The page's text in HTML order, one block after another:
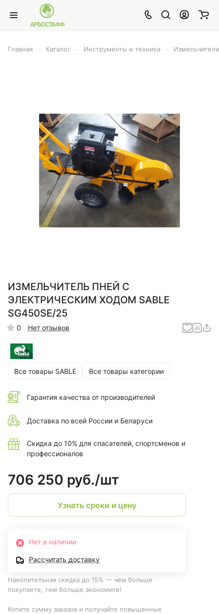
Главная Каталог Инструменты и техника Измельчители
ИЗМЕЛЬЧИТЕЛЬ ПНЕЙ С
ЭЛЕКТРИЧЕСКИМ ХОДОМ SABLE
SG450SE/25
0 Нет отзывов
Все товары SABLE Все товары категории
Гарантия качества от производителей
Доставка по всей России и Беларуси
Скидка до 10% для спасателей, спортсменов и
профессионалов
706 250 руб./шт
Узнать сроки и цену
Нет в наличии
Рассчитать доставку
Накопительная скидка до 15% — чем больше
покупаете, тем больше экономите!
Копите сумму заказов и получайте повышенные